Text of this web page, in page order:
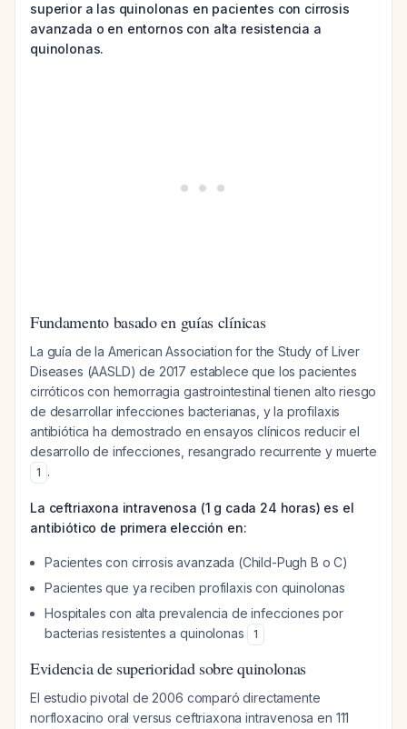
superior a las quinolonas en pacientes con cirrosis
avanzada o en entornos con alta resistencia a
quinolonas.
Fundamento basado en guías clínicas
La guía de la American Association for the Study of Liver
Diseases (AASLD) de 2017 establece que los pacientes
cirróticos con hemorragia gastrointestinal tienen alto riesgo
de desarrollar infecciones bacterianas, y la profilaxis
antibiótica ha demostrado en ensayos clínicos reducir el
desarrollo de infecciones, resangrado recurrente y muerte
1 .
La ceftriaxona intravenosa (1 g cada 24 horas) es el
antibiótico de primera elección en:
Pacientes con cirrosis avanzada (Child-Pugh B o C)
Pacientes que ya reciben profilaxis con quinolonas
Hospitales con alta prevalencia de infecciones por
bacterias resistentes a quinolonas
1
Evidencia de superioridad sobre quinolonas
El estudio pivotal de 2006 comparó directamente
norfloxacino oral versus ceftriaxona intravenosa en 111